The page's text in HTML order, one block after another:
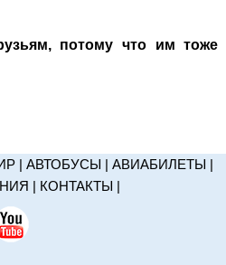
потому что им тоже
| АВТОБУСЫ | АВИАБИЛЕТЫ |
| КОНТАКТЫ |